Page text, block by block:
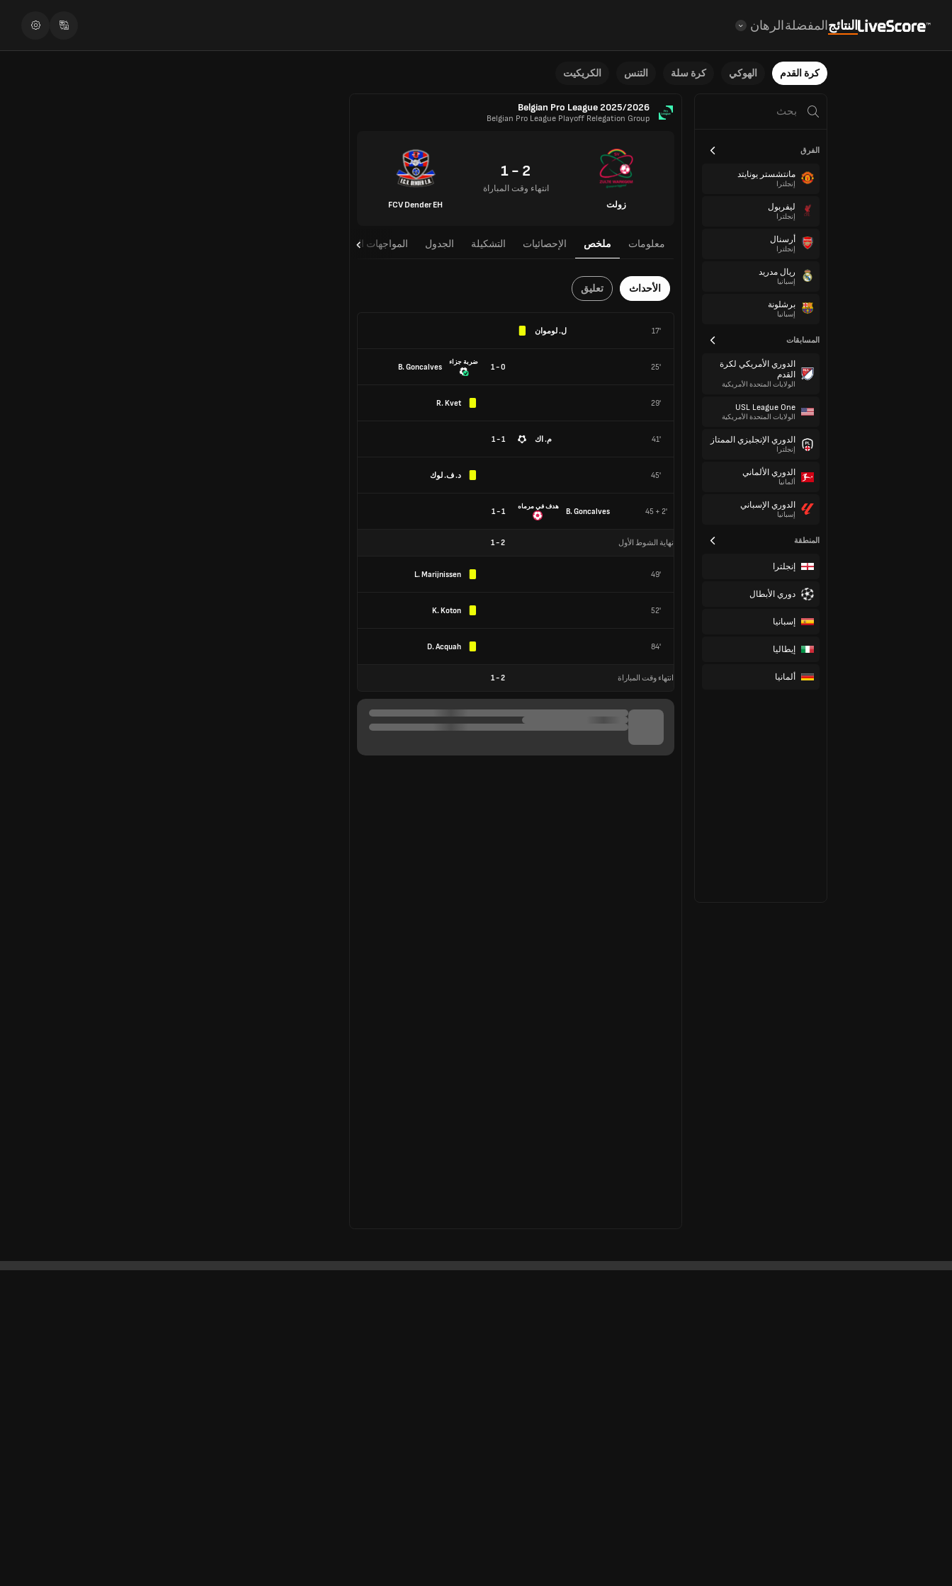
النتائجالمفضلةالرهان
كرة القدم الهوكي كرة سلة التنس الكريكيت
الفرق
مانتشستر يونايتد
إنجلترا
ليفربول
إنجلترا
أرسنال
إنجلترا
ريال مدريد
إسبانيا
برشلونة
إسبانيا
المسابقات
الدوري الأمريكي لكرة
القدم
الولايات المتحدة الأمريكية
USL League One
الولايات المتحدة الأمريكية
الدوري الإنجليزي الممتاز
إنجلترا
الدوري الألماني
ألمانيا
الدوري الإسباني
إسبانيا
المنطقة
إنجلترا
دوري الأبطال
إسبانيا
إيطاليا
ألمانيا
Belgian Pro League 2025/2026
Belgian Pro League Playoff Relegation Group
زولت
2 - 1
انتهاء وقت المباراة
FCV Dender EH
معلومات ملخص الإحصائيات التشكيلة الجدول المواجهات المباشرة
الأحداث تعليق
17' ل. لوموان
25'
0 - 1
ضربة جزاء
B. Goncalves
29'
R. Kvet
41' م. اك 1 - 1
45' د. ف. لوك
45 + 2'
B. Goncalves
هدف في مرماه
1 - 1
نهاية الشوط الأول 2
-
1
49'
L. Marijnissen
52'
K. Koton
84'
D. Acquah
انتهاء وقت المباراة 2
-
1